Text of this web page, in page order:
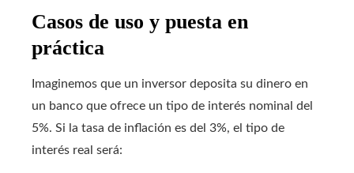
Casos de uso y puesta en
práctica
Imaginemos que un inversor deposita su dinero en
un banco que ofrece un tipo de interés nominal del
5%. Si la tasa de inflación es del 3%, el tipo de
interés real será: